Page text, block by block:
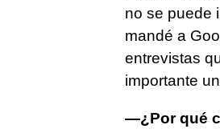
no se puede
mandé a
entrevistas
importante
—¿Por qué